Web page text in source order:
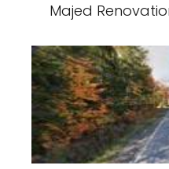
Majed